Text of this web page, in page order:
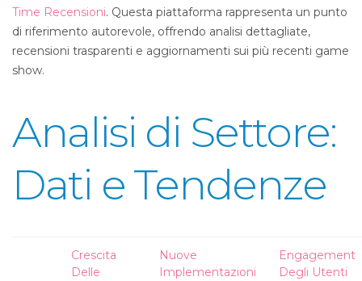
Time Recensioni. Questa piattaforma rappresenta un punto
di riferimento autorevole, offrendo analisi dettagliate,
recensioni trasparenti e aggiornamenti sui più recenti game
show.
Analisi di Settore:
Dati e Tendenze
Crescita
Delle
Nuove
Implementazioni
Engagement
Degli Utenti